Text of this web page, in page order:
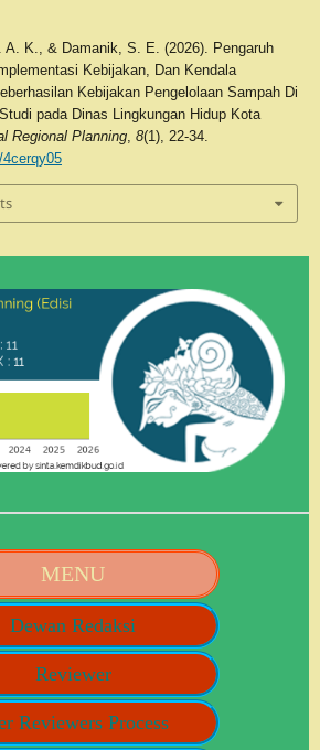
K., & Damanik, S. E. (2026). Pengaruh
Kebijakan, Dan Kendala
Kebijakan Pengelolaan Sampah Di
pada Dinas Lingkungan Hidup Kota
Regional Planning, 8(1), 22-34.
MENU
Dewan Redaksi
Reviewer
Reviewers Process